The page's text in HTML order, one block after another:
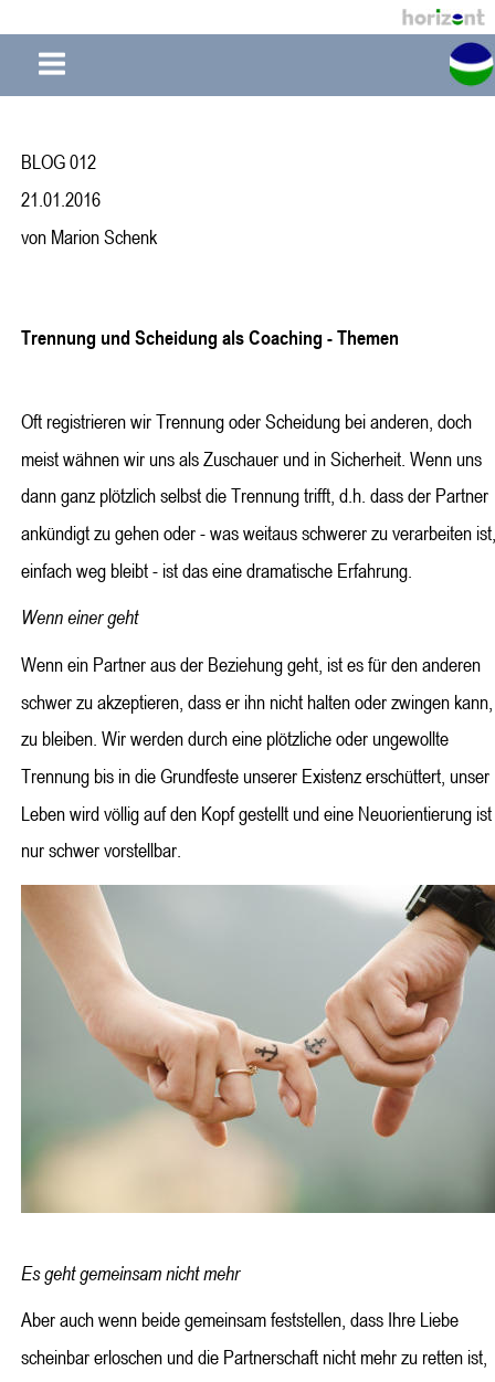
BLOG 012
21.01.2016
von Marion Schenk
Trennung und Scheidung als Coaching - Themen
Oft registrieren wir Trennung oder Scheidung bei anderen, doch
meist wähnen wir uns als Zuschauer und in Sicherheit. Wenn uns
dann ganz plötzlich selbst die Trennung trifft, d.h. dass der Partner
ankündigt zu gehen oder - was weitaus schwerer zu verarbeiten
einfach weg bleibt - ist das eine dramatische Erfahrung.
Wenn einer geht
Wenn ein Partner aus der Beziehung geht, ist es für den anderen
schwer zu akzeptieren, dass er ihn nicht halten oder zwingen
zu bleiben. Wir werden durch eine plötzliche oder ungewollte
Trennung bis in die Grundfeste unserer Existenz erschüttert, unser
Leben wird völlig auf den Kopf gestellt und eine Neuorientierung ist
nur schwer vorstellbar.
Es geht gemeinsam nicht mehr
Aber auch wenn beide gemeinsam feststellen, dass Ihre Liebe
scheinbar erloschen und die Partnerschaft nicht mehr zu retten ist,